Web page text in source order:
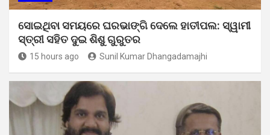
ସୋଇଥିବା ସମୟରେ ଘରଭାଙ୍ଗି ଦେଲେ ହାତୀପଲ: ସ୍ୱାମୀ
ସ୍ତ୍ରୀ ସହିତ ଦୁଇ ଶିଶୁ ଗୁରୁତର
15 hours ago Sunil Kumar Dhangadamajhi